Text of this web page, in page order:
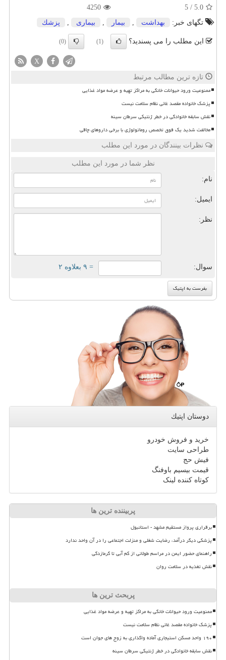
5.0
/
5
4250
تگهای خبر:
بهداشت بیمار بیماری پزشك
این مطلب را می پسندید؟ (1)
(0)
X
تازه ترین مطالب مرتبط
ممنوعیت ورود حیوانات خانگی به مراکز تهیه و عرضه مواد غذایی
پزشک خانواده مقصد غائی نظام سلامت نیست
نقش سابقه خانوادگی در خطر ژنتیکی سرطان سینه
مخالفت شدید یک فوق تخصص روماتولوژی با برخی داروهای چاقی
نظرات بینندگان در مورد این مطلب
نظر شما در مورد این مطلب
نام:
ایمیل:
نظر:
سوال: = ۹ بعلاوه ۲
دوستان اپتیك
خرید و فروش خودرو
طراحی سایت
فیش حج
قیمت بیسیم باوفنگ
کوتاه کننده لینک
پربیننده ترین ها
برقراری پرواز مستقیم مشهد - استانبول
پزشکی دیگر درآمد، رضایت شغلی و منزلت اجتماعی را در آن واحد ندارد
راهنمای حضور ایمن در مراسم طولانی از کم آبی تا گرمازدگی
نقش تغذیه در سلامت روان
پربحث ترین ها
ممنوعیت ورود حیوانات خانگی به مراکز تهیه و عرضه مواد غذایی
پزشک خانواده مقصد غائی نظام سلامت نیست
۱۹۰ واحد مسکن استیجاری آماده واگذاری به زوج های جوان است
نقش سابقه خانوادگی در خطر ژنتیکی سرطان سینه